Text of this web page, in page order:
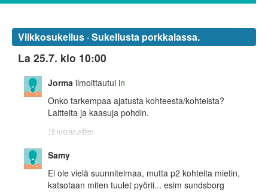
Viikkosukellus · Sukellusta porkkalassa.
La 25.7. klo 10:00
Jorma ilmoittautui in
Onko tarkempaa ajatusta kohteesta/kohteista?
Laitteita ja kaasuja pohdin.
18 päivää sitten
Samy
Ei ole vielä suunnitelmaa, mutta p2 kohteita mietin,
katsotaan miten tuulet pyörii... esim sundsborg